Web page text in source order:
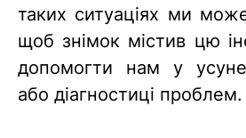
таких ситуаціях ми
щоб знімок містив цю
допомогти нам у
або діагностиці проблем.